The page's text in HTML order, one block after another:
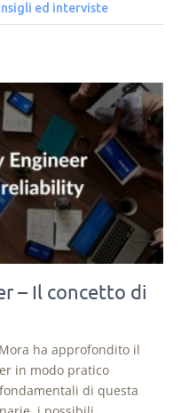
ed interviste
– Il concetto di
ha approfondito il
in modo pratico
di questa